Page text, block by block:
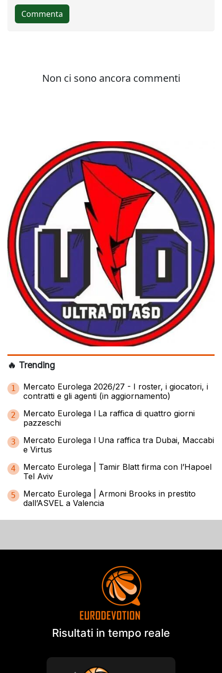
🔥 Trending
1
Mercato Eurolega 2026/27 - I roster, i giocatori, i
contratti e gli agenti (in aggiornamento)
2
Mercato Eurolega l La raffica di quattro giorni
pazzeschi
3
Mercato Eurolega l Una raffica tra Dubai, Maccabi
e Virtus
4
Mercato Eurolega | Tamir Blatt firma con l’Hapoel
Tel Aviv
5
Mercato Eurolega | Armoni Brooks in prestito
dall’ASVEL a Valencia
Risultati in tempo reale